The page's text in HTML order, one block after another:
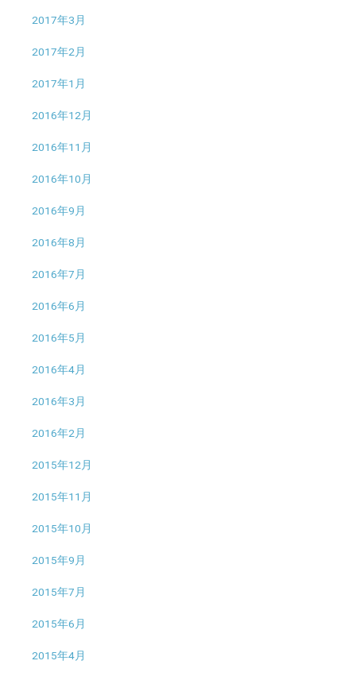
2017年3月
2017年2月
2017年1月
2016年12月
2016年11月
2016年10月
2016年9月
2016年8月
2016年7月
2016年6月
2016年5月
2016年4月
2016年3月
2016年2月
2015年12月
2015年11月
2015年10月
2015年9月
2015年7月
2015年6月
2015年4月